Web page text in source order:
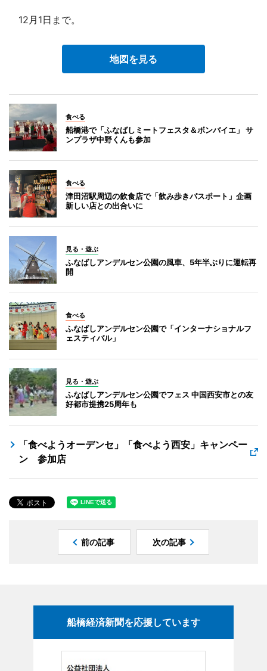
12月1日まで。
地図を見る
食べる
船橋港で「ふなばしミートフェスタ＆ボンバイエ」 サ
ンプラザ中野くんも参加
食べる
津田沼駅周辺の飲食店で「飲み歩きパスポート」企画
新しい店との出合いに
見る・遊ぶ
ふなばしアンデルセン公園の風車、5年半ぶりに運転再
開
食べる
ふなばしアンデルセン公園で「インターナショナルフ
ェスティバル」
見る・遊ぶ
ふなばしアンデルセン公園でフェス 中国西安市との友
好都市提携25周年も
「食べようオーデンセ」「食べよう西安」キャンペー
ン 参加店
前の記事 次の記事
船橋経済新聞を応援しています